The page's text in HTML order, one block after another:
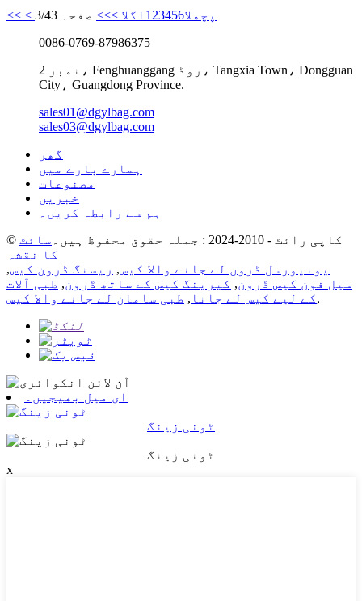
<< < پچھلا 1 23456 اگلا >>> صفحہ 3/43
0086-0769-87986375
نمبر 2، Fenghuanggang روڈ، Tangxia Town، Dongguan
City، Guangdong Province.
sales01@dgylbag.com
sales03@dgylbag.com
گھر
ہمارے بارے میں
مصنوعات
خبریں
ہم سے رابطہ کریں۔
© کاپی رائٹ - 2010-2024 : جملہ حقوق محفوظ ہیں۔
سائٹ
کا نقشہ
یونیورسل ڈرون لے جانے والا کیس, ریسنگ ڈرون کیس,
سیل فون کیس ڈرون, کیرینگ کیس کے ساتھ ڈرون, طبی آلات
کے لیے کیس لے جانا , طبی سامان لے جانے والا کیس ,
ای میل بھیجیں۔
ٹونی زینگ
ٹونی زینگ
x